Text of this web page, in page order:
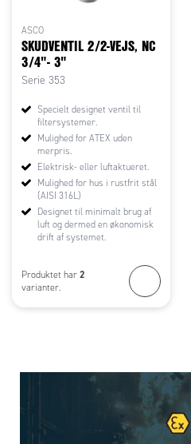
ASCO
SKUDVENTIL 2/2-VEJS, NC
3/4"- 3"
Serie 353
Specielt designet ventil til
filtersystemer.
Mulighed for ATEX uden
merpris.
Elektrisk- eller luftaktueret.
Mulighed for hus i rustfrit stål
(AISI 316L)
Designet til minimalt brug af
luft og dermed en økonomisk
drift af systemet.
Produktet har 2
varianter.